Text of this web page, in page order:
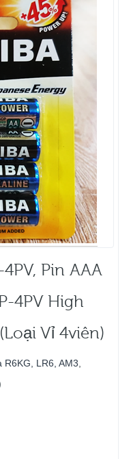
Pin AAA
4PV High
Vỉ 4viên)
R6KG, LR6, AM3,